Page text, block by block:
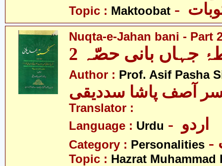
Topic : Maktoobat
Nuqta-e-Jahan bani - Part
جہاں بانی حصّہ 2
Author : Prof. Asif Pasha
آصف پاشا سددیقی
Translator :
Language : Urdu
Category : Personalities
Topic : Hazrat